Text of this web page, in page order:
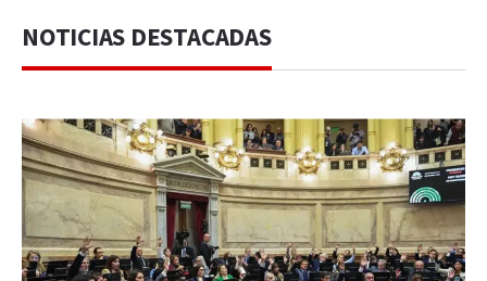
NOTICIAS DESTACADAS